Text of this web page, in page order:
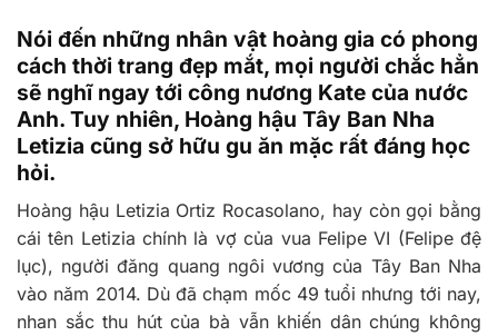
Nói đến những nhân vật hoàng gia có phong
cách thời trang đẹp mắt, mọi người chắc hẳn
sẽ nghĩ ngay tới công nương Kate của nước
Anh. Tuy nhiên, Hoàng hậu Tây Ban Nha
Letizia cũng sở hữu gu ăn mặc rất đáng học
hỏi.
Hoàng hậu Letizia Ortiz Rocasolano, hay còn gọi bằng
cái tên Letizia chính là vợ của vua Felipe VI (Felipe đệ
lục), người đăng quang ngôi vương của Tây Ban Nha
vào năm 2014. Dù đã chạm mốc 49 tuổi nhưng tới nay,
nhan sắc thu hút của bà vẫn khiến dân chúng không